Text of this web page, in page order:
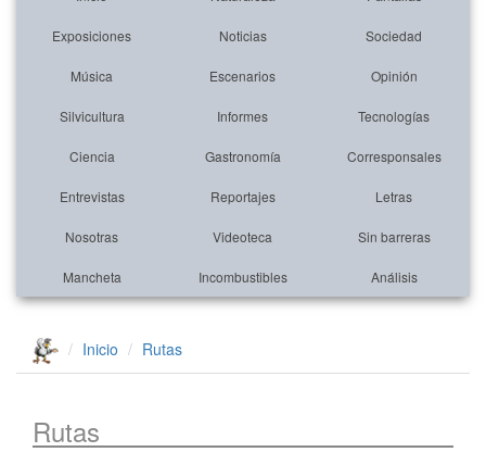
Exposiciones Noticias Sociedad
Música Escenarios Opinión
Silvicultura Informes Tecnologías
Ciencia Gastronomía Corresponsales
Entrevistas Reportajes Letras
Nosotras Videoteca Sin barreras
Mancheta Incombustibles Análisis
Inicio Rutas
Rutas